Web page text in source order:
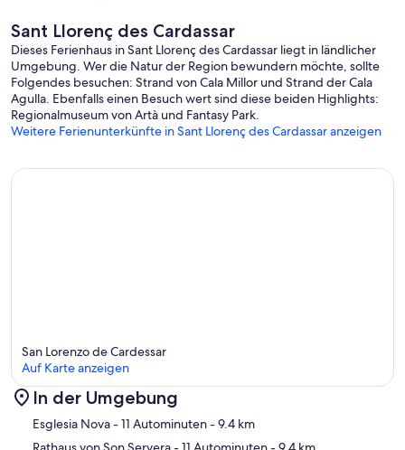
Sant Llorenç des Cardassar
Dieses Ferienhaus in Sant Llorenç des Cardassar liegt in ländlicher
Umgebung. Wer die Natur der Region bewundern möchte, sollte
Folgendes besuchen: Strand von Cala Millor und Strand der Cala
Agulla. Ebenfalls einen Besuch wert sind diese beiden Highlights:
Regionalmuseum von Artà und Fantasy Park.
Weitere Ferienunterkünfte in Sant Llorenç des Cardassar anzeigen
Karte
San Lorenzo de Cardessar
Auf Karte anzeigen
In der Umgebung
Esglesia Nova- 11 Autominuten- 9.4 km